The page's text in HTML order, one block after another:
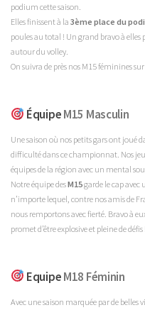
podium cette saison.
Elles finissent à la 3ème place du
poules au total ! Un grand bravo à elles
autour du volley.
On suivra de près nos M15 féminines
ÉquipeM15 Masculin
Une saison où nos petits gars ont joué
difficulté dans ce championnat. Nos
équipes de la région avec un mental
Notre équipe desM15garde le cap
n’importe lequel, contre nos amis de
nous remportons avec fierté. Bravo à
promet d’être explosive et pleine de défis !
EquipeM18 Féminin
Avec une saison marquée par de belles